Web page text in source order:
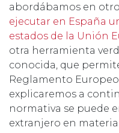
abordábamos en
ejecutar en España
estados de la Unión
otra herramienta
conocida, que
Reglamento Europeo
explicaremos a
normativa se puede
extranjero en materia